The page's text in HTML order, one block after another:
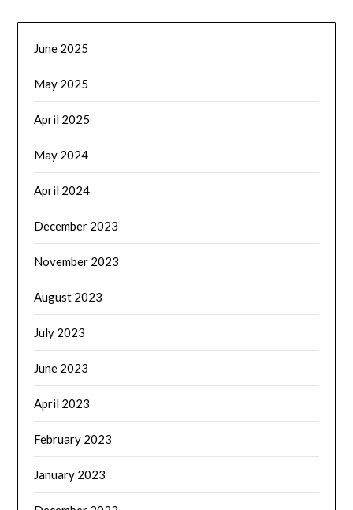
June 2025
May 2025
April 2025
May 2024
April 2024
December 2023
November 2023
August 2023
July 2023
June 2023
April 2023
February 2023
January 2023